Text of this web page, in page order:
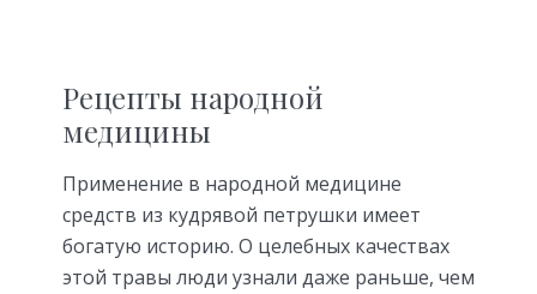
Рецепты народной
медицины
Применение в народной медицине
средств из кудрявой петрушки имеет
богатую историю. О целебных качествах
этой травы люди узнали даже раньше, чем